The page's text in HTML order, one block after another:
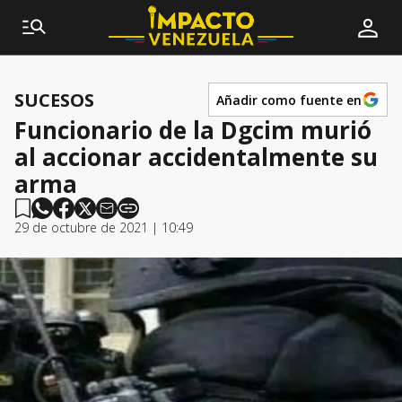
SUCESOS Añadir como fuente en
Funcionario de la Dgcim murió
al accionar accidentalmente su
arma
29 de octubre de 2021 | 10:49